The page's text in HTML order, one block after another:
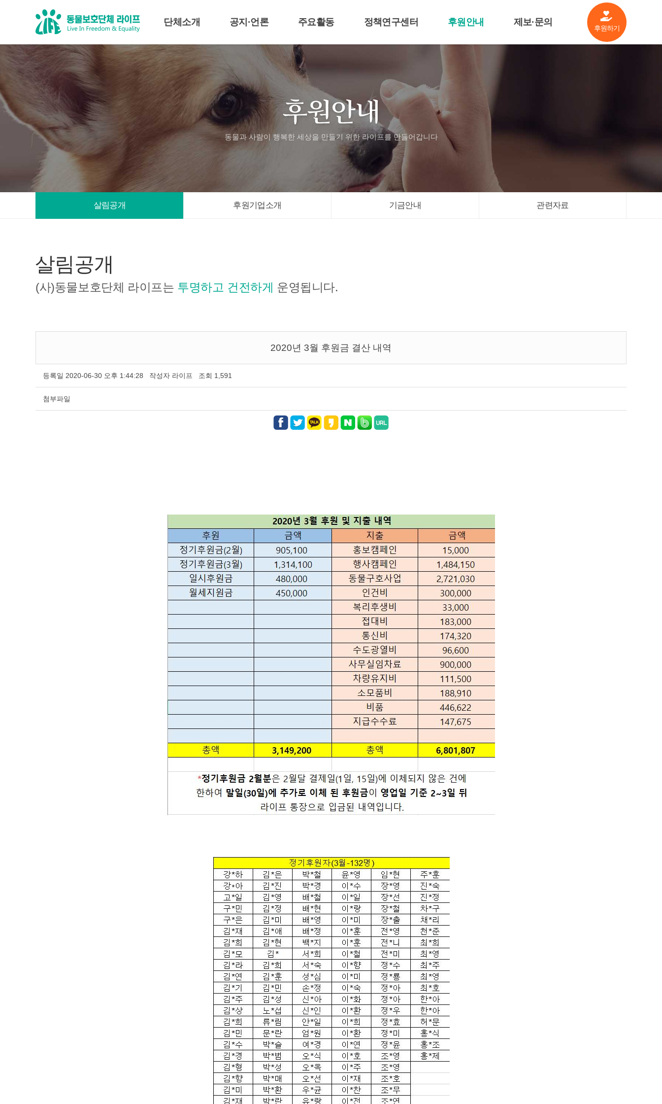
단체소개
미션·비전
조직도
대표인사말
임원진
공지·언론 주요활동
라이프티비
애니멀봐
3677 동물구조대
활동자료
입양신청
정책연구센터 후원안내 제보·문의
후원하기
동물과 사람이 행복한 세상을 만들기 위한 라이프를 만들어갑니다
살림공개 후원기업소개 기금안내 관련자료
살림공개
(사)동물보호단체 라이프는 투명하고 건전하게 운영됩니다.
2020년 3월 후원금 결산 내역
등록일 2020-06-30 오후 1:44:28 작성자 라이프 조회 1,591
첨부파일